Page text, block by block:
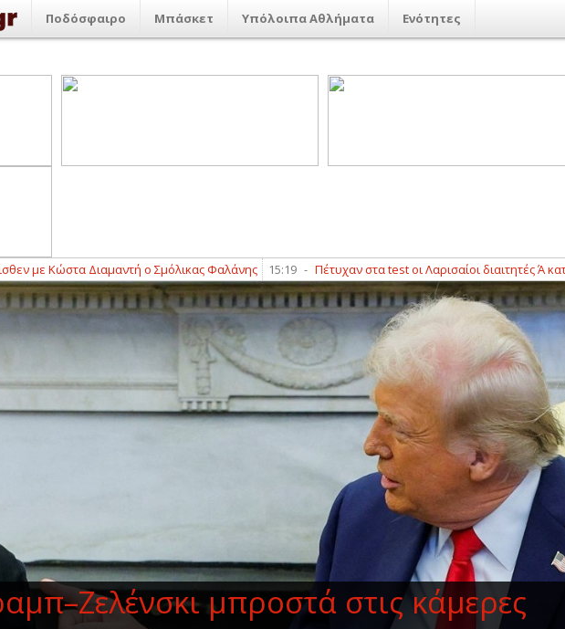
Ποδόσφαιρο Μπάσκετ Υπόλοιπα Αθλήματα Ενότητες
Διαμαντή ο Σμόλικας Φαλάνης 15:19 - Πέτυχαν στα test οι Λαρισαίοι διαιτητές Ά κατηγορίας
μπροστά στις κάμερες